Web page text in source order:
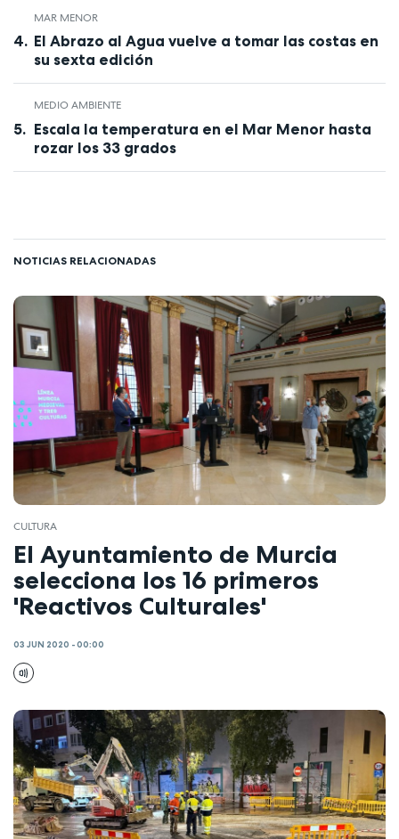
MAR MENOR
El Abrazo al Agua vuelve a tomar las costas en
su sexta edición
MEDIO AMBIENTE
Escala la temperatura en el Mar Menor hasta
rozar los 33 grados
NOTICIAS RELACIONADAS
CULTURA
El Ayuntamiento de Murcia
selecciona los 16 primeros
'Reactivos Culturales'
03 JUN 2020 - 00:00